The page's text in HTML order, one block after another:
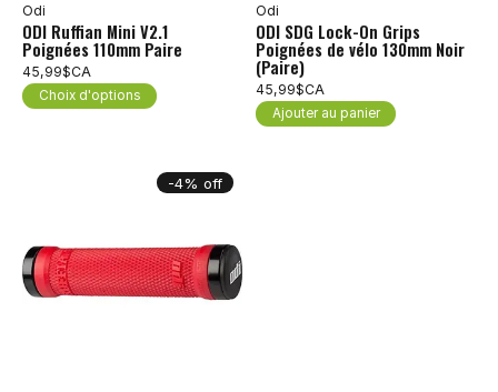
Odi
ODI Ruffian Mini V2.1
Poignées 110mm Paire
45,99$CA
Choix d'options
Odi
ODI SDG Lock-On Grips
Poignées de vélo 130mm Noir
(Paire)
45,99$CA
Ajouter au panier
-4% off